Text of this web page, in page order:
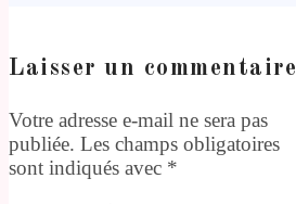
Laisser un commentaire
Votre adresse e-mail ne sera pas
publiée. Les champs obligatoires
sont indiqués avec *